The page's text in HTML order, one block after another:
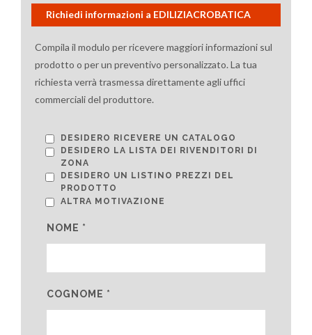
Richiedi informazioni a EDILIZIACROBATICA
Compila il modulo per ricevere maggiori informazioni sul
prodotto o per un preventivo personalizzato. La tua
richiesta verrà trasmessa direttamente agli uffici
commerciali del produttore.
DESIDERO RICEVERE UN CATALOGO
DESIDERO LA LISTA DEI RIVENDITORI DI
ZONA
DESIDERO UN LISTINO PREZZI DEL
PRODOTTO
ALTRA MOTIVAZIONE
NOME *
COGNOME *